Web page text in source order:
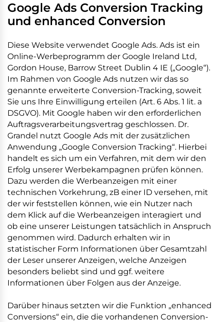
Google Ads Conversion Tracking
und enhanced Conversion
Diese Website verwendet Google Ads. Ads ist ein
Online-Werbeprogramm der Google Ireland Ltd,
Gordon House, Barrow Street Dublin 4 IE („Google“).
Im Rahmen von Google Ads nutzen wir das so
genannte erweiterte Conversion-Tracking, soweit
Sie uns Ihre Einwilligung erteilen (Art. 6 Abs. 1 lit. a
DSGVO). Mit Google haben wir den erforderlichen
Auftragsverarbeitungsvertrag geschlossen. Dr.
Grandel nutzt Google Ads mit der zusätzlichen
Anwendung „Google Conversion Tracking“. Hierbei
handelt es sich um ein Verfahren, mit dem wir den
Erfolg unserer Werbekampagnen prüfen können.
Dazu werden die Werbeanzeigen mit einer
technischen Vorkehrung, zB einer ID versehen, mit
der wir feststellen können, wie ein Nutzer nach
dem Klick auf die Werbeanzeigen interagiert und
ob eine unserer Leistungen tatsächlich in Anspruch
genommen wird. Dadurch erhalten wir in
statistischer Form Informationen über Gesamtzahl
der Leser unserer Anzeigen, welche Anzeigen
besonders beliebt sind und ggf. weitere
Informationen über Folgen aus der Anzeige.
Darüber hinaus setzten wir die Funktion „enhanced
Conversions“ ein, die die vorhandenen Conversion-